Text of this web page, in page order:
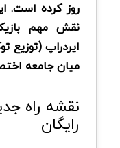
روز کرده است.
ایردراپ (توزیع
میان جامعه
نقشه راه
رایگان